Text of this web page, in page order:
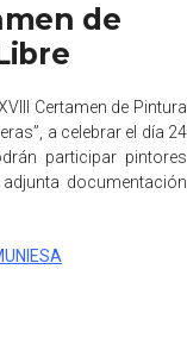
de
Certamen de Pintura
a celebrar el día 24
participar pintores
documentación